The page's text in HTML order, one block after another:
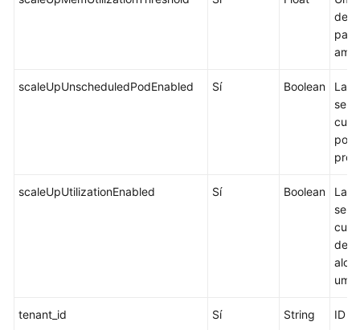
de
scaleUpUnscheduledPodEnabled Sí Boolean
La
se
scaleUpUtilizationEnabled Sí Boolean
La
se
de
tenant_id Sí String ID